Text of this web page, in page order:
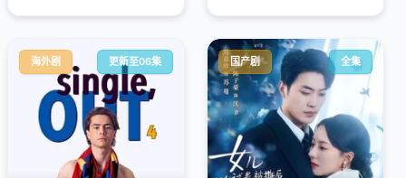
海外剧 更新至06集 国产剧 全集